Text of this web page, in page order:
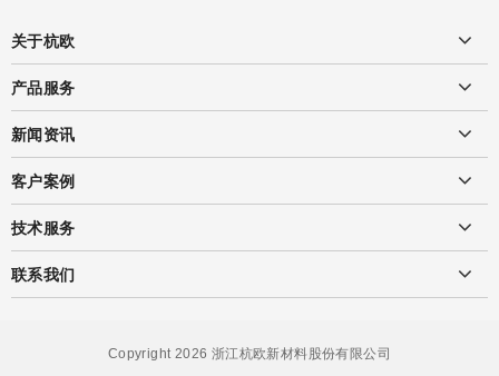
关于杭欧
产品服务
新闻资讯
客户案例
技术服务
联系我们
Copyright 2026 浙江杭欧新材料股份有限公司